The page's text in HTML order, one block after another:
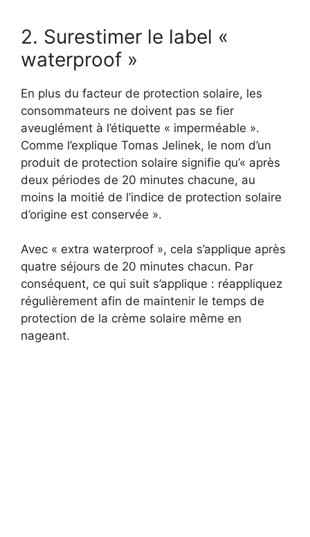
2. Surestimer le label «
waterproof »
En plus du facteur de protection solaire, les
consommateurs ne doivent pas se fier
aveuglément à l’étiquette « imperméable ».
Comme l’explique Tomas Jelinek, le nom d’un
produit de protection solaire signifie qu’« après
deux périodes de 20 minutes chacune, au
moins la moitié de l’indice de protection solaire
d’origine est conservée ».
Avec « extra waterproof », cela s’applique après
quatre séjours de 20 minutes chacun. Par
conséquent, ce qui suit s’applique : réappliquez
régulièrement afin de maintenir le temps de
protection de la crème solaire même en
nageant.